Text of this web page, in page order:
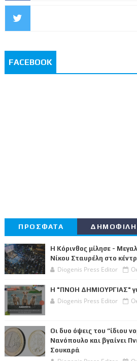
FACEBOOK
ΠΡΟΣΦΑΤΑ ΔΗΜΟΦΙΛΗ
Η Κόρινθος μίλησε -
Νίκου Σταυρέλη στο
Diogenis Press Editor
Η "ΠΝΟΗ ΔΗΜΙΟΥΡΓΙΑΣ"
Diogenis Press Editor
Οι δυο όψεις του “ίδιου
Νανόπουλο και βγαίνει
Σουκαρά